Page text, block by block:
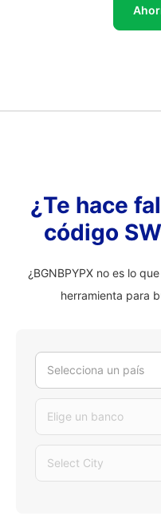
¿Te hace
código
¿BGNBPYPX no es lo
herramienta para
Selecciona un país
Elige un banco
Select City